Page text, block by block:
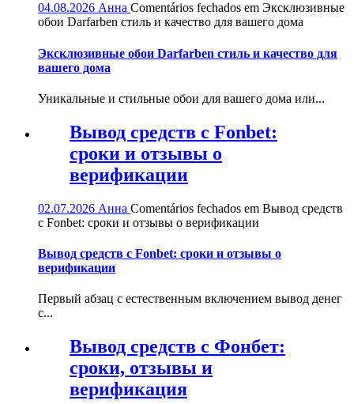
04.08.2026 Анна Comentários fechados em Эксклюзивные
обои Darfarben стиль и качество для вашего дома
Эксклюзивные обои Darfarben стиль и качество для
вашего дома
Уникальные и стильные обои для вашего дома или...
Вывод средств с Fonbet:
сроки и отзывы о
верификации
02.07.2026 Анна Comentários fechados em Вывод средств
с Fonbet: сроки и отзывы о верификации
Вывод средств с Fonbet: сроки и отзывы о
верификации
Первый абзац с естественным включением вывод денег
с...
Вывод средств с Фонбет:
сроки, отзывы и
верификация